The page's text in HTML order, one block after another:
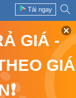
Tải ngay
GIÁ -
GIÁ